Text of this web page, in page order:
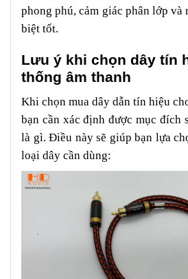
phong phú, cảm giác phân lớp và
biệt tốt.
Lưu ý khi chọn dây tín
thống âm thanh
Khi chọn mua dây dẫn tín hiệu
bạn cần xác định được mục đích
là gì. Điều này sẽ giúp bạn lựa
loại dây cần dùng: